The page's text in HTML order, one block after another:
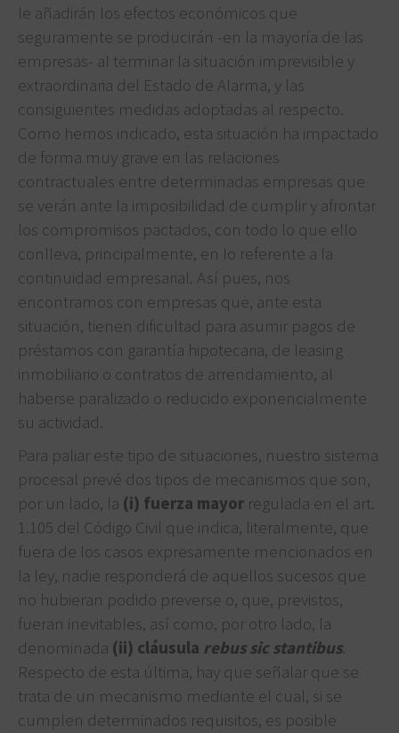
le añadirán los efectos económicos que
seguramente se producirán -en la mayoría de las
empresas- al terminar la situación imprevisible y
extraordinaria del Estado de Alarma, y las
consiguientes medidas adoptadas al respecto.
Como hemos indicado, esta situación ha impactado
de forma muy grave en las relaciones
contractuales entre determinadas empresas que
se verán ante la imposibilidad de cumplir y afrontar
los compromisos pactados, con todo lo que ello
conlleva, principalmente, en lo referente a la
continuidad empresarial. Así pues, nos
encontramos con empresas que, ante esta
situación, tienen dificultad para asumir pagos de
préstamos con garantía hipotecaria, de leasing
inmobiliario o contratos de arrendamiento, al
haberse paralizado o reducido exponencialmente
su actividad.
Para paliar este tipo de situaciones, nuestro sistema
procesal prevé dos tipos de mecanismos que son,
por un lado, la (i) fuerza mayor regulada en el art.
1.105 del Código Civil que indica, literalmente, que
fuera de los casos expresamente mencionados en
la ley, nadie responderá de aquellos sucesos que
no hubieran podido preverse o, que, previstos,
fueran inevitables, así como, por otro lado, la
denominada (ii) cláusula rebus sic stantibus.
Respecto de esta última, hay que señalar que se
trata de un mecanismo mediante el cual, si se
cumplen determinados requisitos, es posible